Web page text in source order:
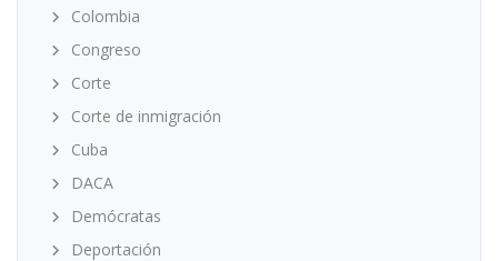
Colombia
Congreso
Corte
Corte de inmigración
Cuba
DACA
Demócratas
Deportación